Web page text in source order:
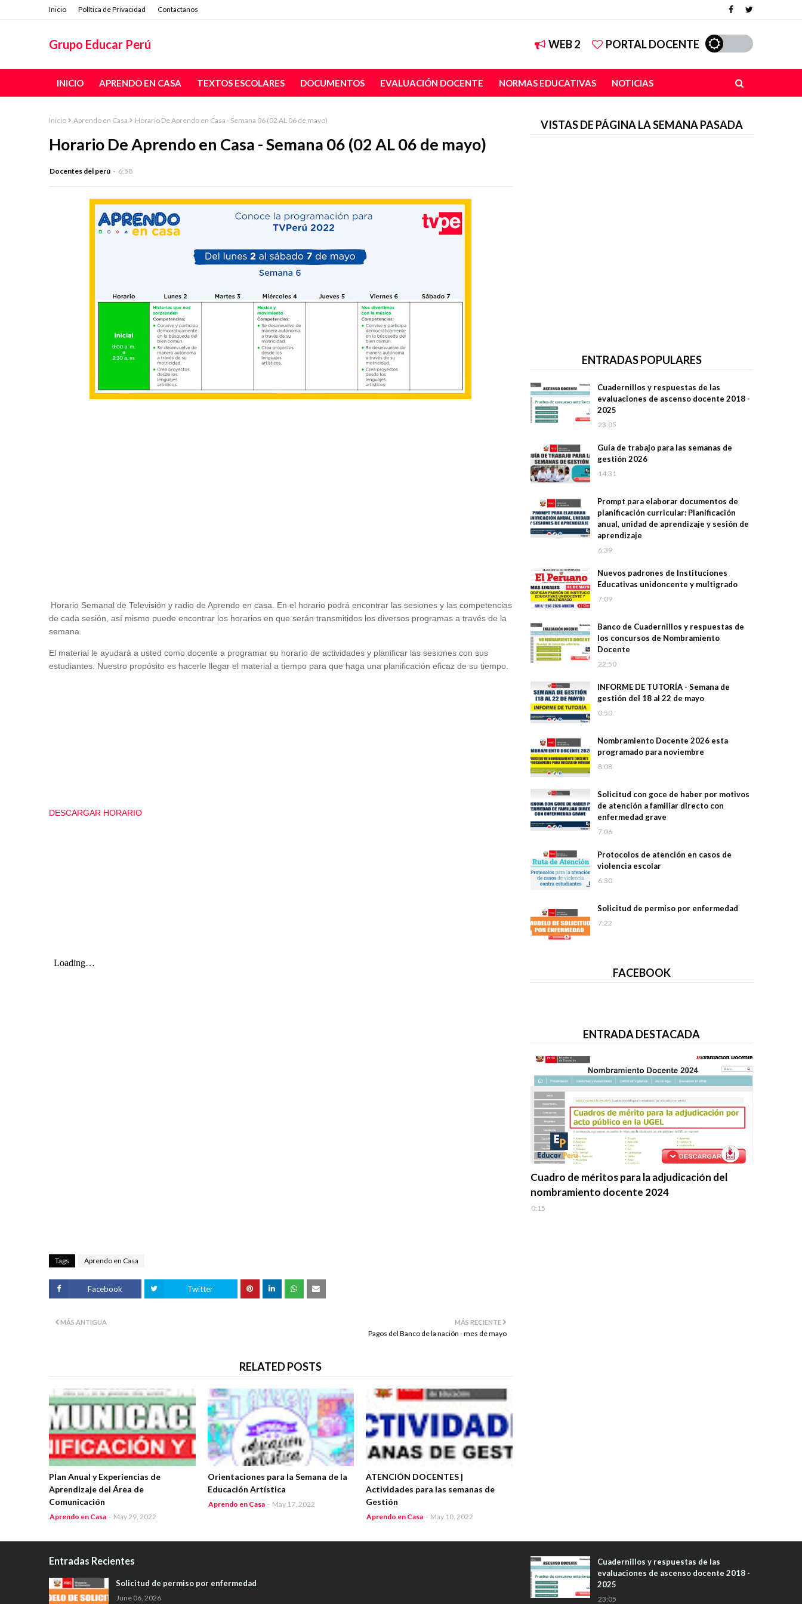
Inicio Política de Privacidad Contactanos
Grupo Educar Perú WEB 2 PORTAL DOCENTE
INICIO APRENDO EN CASA TEXTOS ESCOLARES DOCUMENTOS EVALUACIÓN DOCENTE NORMAS EDUCATIVAS NOTICIAS
Inicio Aprendo en Casa Horario De Aprendo en Casa - Semana 06 (02 AL 06 de mayo)
Horario De Aprendo en Casa - Semana 06 (02 AL 06 de mayo)
Docentes del perú 6:58
Horario Semanal de Televisión y radio de Aprendo en casa. En el horario podrá encontrar las sesiones y las competencias
de cada sesión, así mismo puede encontrar los horarios en que serán transmitidos los diversos programas a través de la
semana
El material le ayudará a usted como docente a programar su horario de actividades y planificar las sesiones con sus
estudiantes. Nuestro propósito es hacerle llegar el material a tiempo para que haga una planificación eficaz de su tiempo.
DESCARGAR HORARIO
Tags Aprendo en Casa
Facebook Twitter
MÁS RECIENTE
Pagos del Banco de la nación - mes de mayo
MÁS ANTIGUA
RELATED POSTS
Plan Anual y Experiencias de
Aprendizaje del Área de
Comunicación
Aprendo en Casa - May 29, 2022
Orientaciones para la Semana de la
Educación Artística
Aprendo en Casa - May 17, 2022
ATENCIÓN DOCENTES |
Actividades para las semanas de
Gestión
Aprendo en Casa - May 10, 2022
VISTAS DE PÁGINA LA SEMANA PASADA
ENTRADAS POPULARES
Cuadernillos y respuestas de las
evaluaciones de ascenso docente 2018 -
2025
23:05
Guía de trabajo para las semanas de
gestión 2026
14:31
Prompt para elaborar documentos de
planificación curricular: Planificación
anual, unidad de aprendizaje y sesión de
aprendizaje
6:39
Nuevos padrones de Instituciones
Educativas unidoncente y multigrado
7:09
Banco de Cuadernillos y respuestas de
los concursos de Nombramiento
Docente
22:50
INFORME DE TUTORÍA - Semana de
gestión del 18 al 22 de mayo
0:50
Nombramiento Docente 2026 esta
programado para noviembre
8:08
Solicitud con goce de haber por motivos
de atención a familiar directo con
enfermedad grave
7:06
Protocolos de atención en casos de
violencia escolar
6:30
Solicitud de permiso por enfermedad
7:22
FACEBOOK
ENTRADA DESTACADA
Cuadro de méritos para la adjudicación del
nombramiento docente 2024
0:15
Entradas Recientes
Solicitud de permiso por enfermedad
June 06, 2026
Cuadernillos y respuestas de las
evaluaciones de ascenso docente 2018 -
2025
23:05